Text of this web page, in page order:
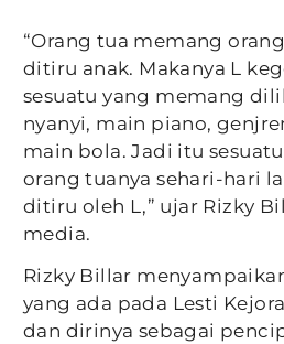
“Orang tua memang
ditiru anak. Makanya L
sesuatu yang memang
nyanyi, main piano,
main bola. Jadi itu
orang tuanya sehari-hari
ditiru oleh L,” ujar Rizky
media.
Rizky Billar
yang ada pada Lesti
dan dirinya sebagai